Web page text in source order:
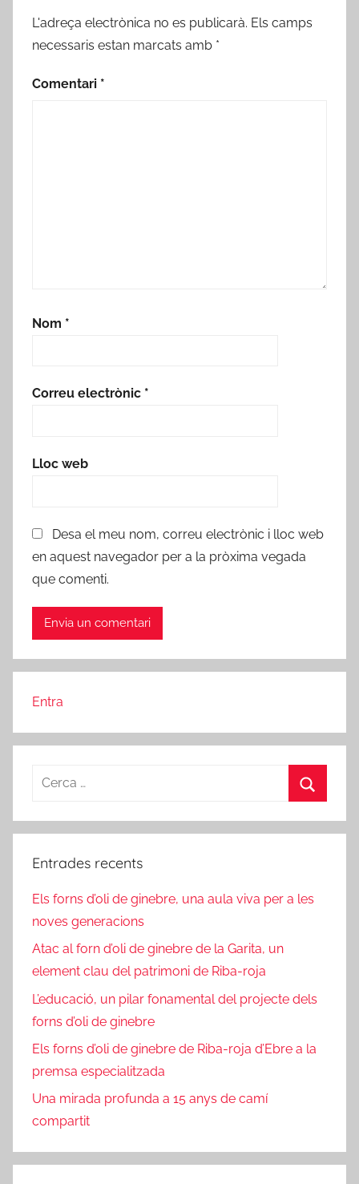
L'adreça electrònica no es publicarà. Els camps
necessaris estan marcats amb *
Comentari *
Nom *
Correu electrònic *
Lloc web
Desa el meu nom, correu electrònic i lloc web
en aquest navegador per a la pròxima vegada
que comenti.
Entra
Cerca:
Entrades recents
Els forns d’oli de ginebre, una aula viva per a les
noves generacions
Atac al forn d’oli de ginebre de la Garita, un
element clau del patrimoni de Riba-roja
L’educació, un pilar fonamental del projecte dels
forns d’oli de ginebre
Els forns d’oli de ginebre de Riba-roja d’Ebre a la
premsa especialitzada
Una mirada profunda a 15 anys de camí
compartit